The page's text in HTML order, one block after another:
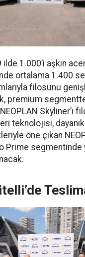
1.000’i aşkın
ortalama 1.400
filosunu
premium
Skyliner’ı
teknolojisi,
öne çıkan
Prime